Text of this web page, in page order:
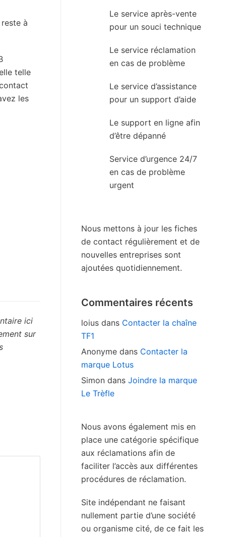
à
telle
les
ici
sur
Le service après-vente
pour un souci technique
Le service réclamation
en cas de problème
Le service d’assistance
pour un support d’aide
Le support en ligne afin
d’être dépanné
Service d’urgence 24/7
en cas de problème
urgent
Nous mettons à jour les fiches
de contact régulièrement et de
nouvelles entreprises sont
ajoutées quotidiennement.
Commentaires récents
loius dans Contacter la chaîne
TF1
Anonyme dans Contacter la
marque Lotus
Simon dans Joindre la marque
Le Trèfle
Nous avons également mis en
place une catégorie spécifique
aux réclamations afin de
faciliter l’accès aux différentes
procédures de réclamation.
Site indépendant ne faisant
nullement partie d’une société
ou organisme cité, de ce fait les